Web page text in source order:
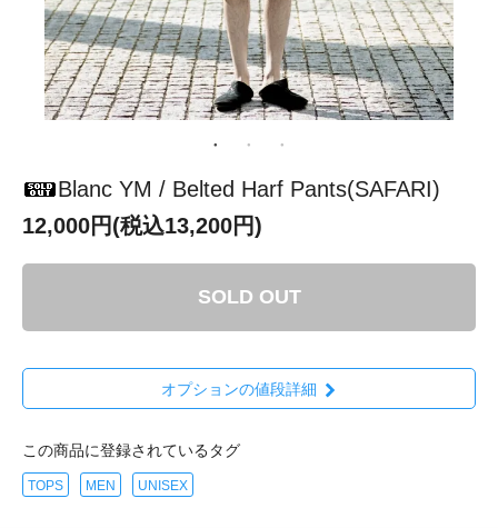
Blanc YM / Belted Harf Pants(SAFARI)
12,000円(税込13,200円)
SOLD OUT
オプションの値段詳細
この商品に登録されているタグ
TOPS MEN UNISEX